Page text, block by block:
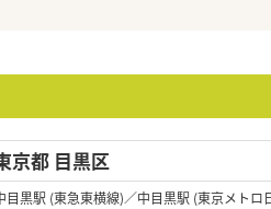
京都 目黒区
目黒駅 (東急東横線)／中目黒駅 (東京メトロ